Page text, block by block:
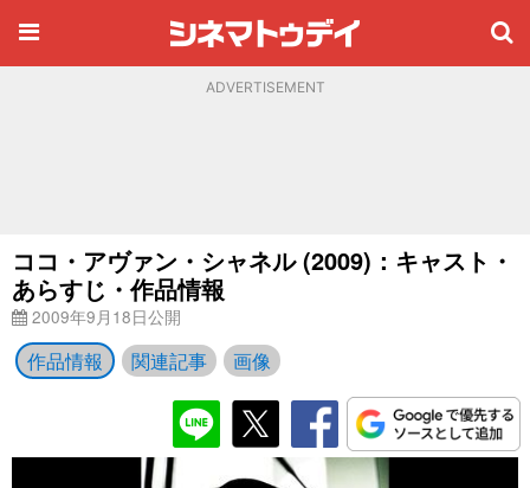
ADVERTISEMENT
ココ・アヴァン・シャネル (2009)：キャスト・
あらすじ・作品情報
2009年9月18日公開
作品情報 関連記事 画像